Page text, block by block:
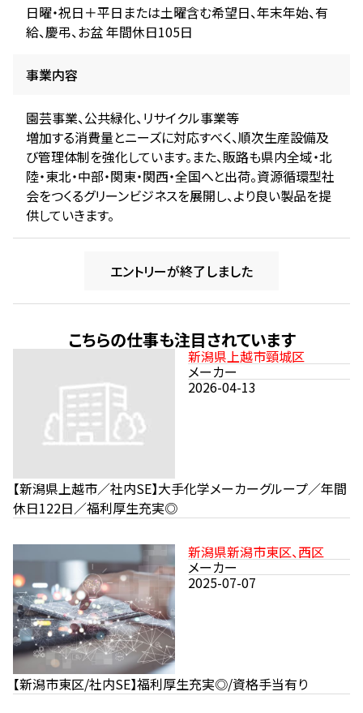
日曜・祝日＋平日または土曜含む希望日、年末年始、有
給、慶弔、お盆 年間休日105日
事業内容
園芸事業、公共緑化、リサイクル事業等
増加する消費量とニーズに対応すべく、順次生産設備及
び管理体制を強化しています。また、販路も県内全域・北
陸・東北・中部・関東・関西・全国へと出荷。資源循環型社
会をつくるグリーンビジネスを展開し、より良い製品を提
供していきます。
エントリーが終了しました
こちらの仕事も注目されています
新潟県上越市頸城区
メーカー
2026-04-13
【新潟県上越市／社内SE】大手化学メーカーグループ／年間
休日122日／福利厚生充実◎
新潟県新潟市東区、西区
メーカー
2025-07-07
【新潟市東区/社内SE】福利厚生充実◎/資格手当有り